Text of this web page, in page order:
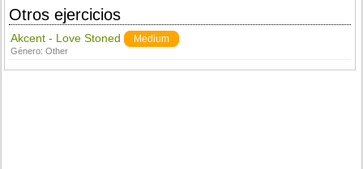
Otros ejercicios
Akcent - Love Stoned Medium
Género:Other